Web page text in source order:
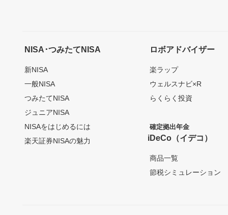
NISA･つみたてNISA
新NISA
一般NISA
つみたてNISA
ジュニアNISA
NISAをはじめるには
楽天証券NISAの魅力
ロボアドバイザー
楽ラップ
ウェルスナビ×R
らくらく投資
確定拠出年金
iDeCo（イデコ）
商品一覧
節税シミュレーション